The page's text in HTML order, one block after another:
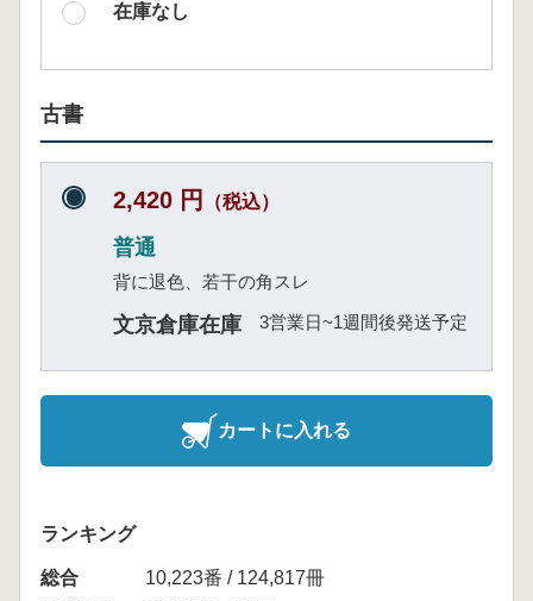
在庫なし
古書
2,420 円 （税込）
普通
背に退色、若干の角スレ
文京倉庫在庫 3営業日~1週間後発送予定
カートに入れる
ランキング
総合
10,223番 / 124,817冊